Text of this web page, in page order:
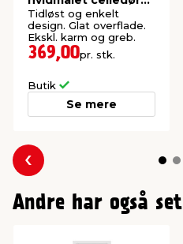
72,5 x 204 cm
Tidløst og enkelt
design. Glat overflade.
Ekskl. karm og greb.
369,00pr. stk.
Butik
Se mere
Forrige
Andre har også set